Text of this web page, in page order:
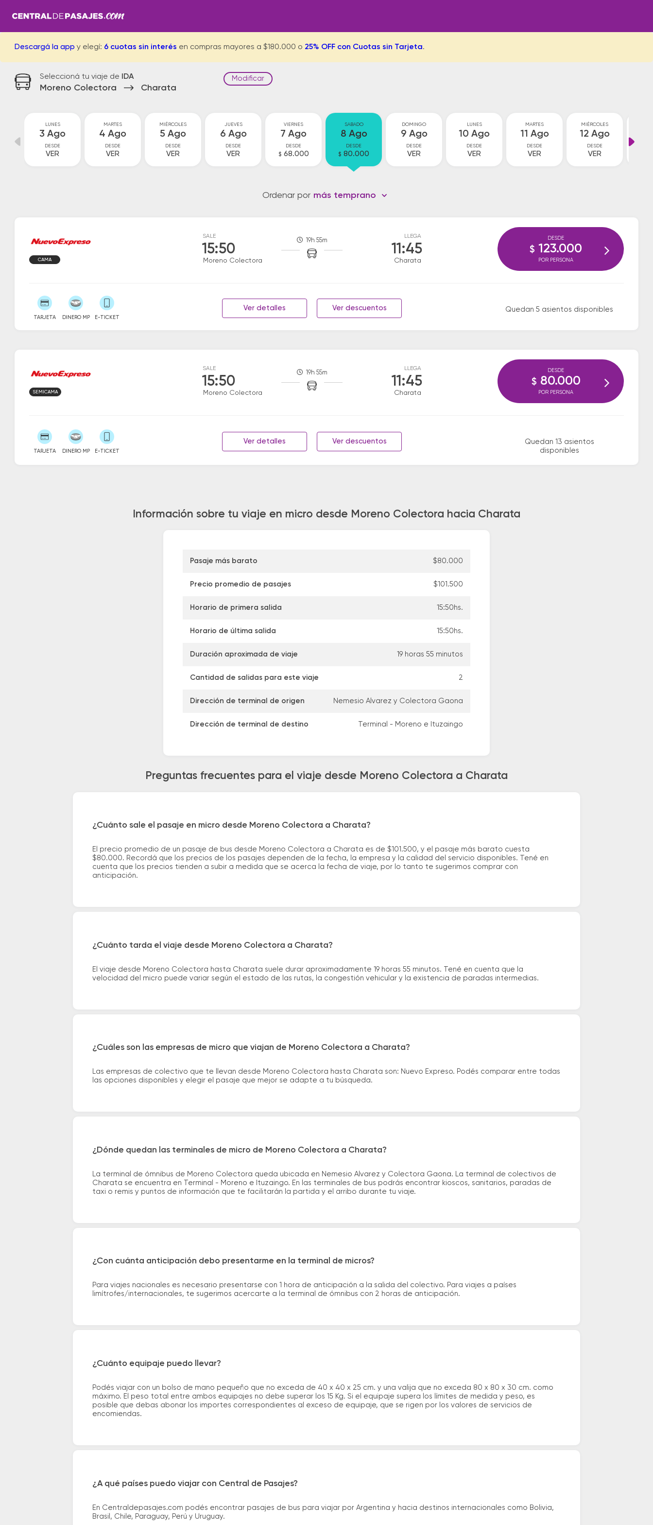
Descargá la app y elegí: 6 cuotas sin interés en compras mayores a $180.000 o 25% OFF con Cuotas sin Tarjeta.
Seleccioná tu viaje de IDA
Moreno Colectora Charata
Modificar
LUNES
3 Ago
DESDE
VER
MARTES
4 Ago
DESDE
VER
MIÉRCOLES
5 Ago
DESDE
VER
JUEVES
6 Ago
DESDE
VER
VIERNES
7 Ago
DESDE
$ 68.000
SABADO
8 Ago
DESDE
$ 80.000
DOMINGO
9 Ago
DESDE
VER
LUNES
10 Ago
DESDE
VER
MARTES
11 Ago
DESDE
VER
MIÉRCOLES
12 Ago
DESDE
VER
Ordenar por más temprano
SALE
15:50
Moreno Colectora
19h 55m
LLEGA
11:45
Charata
CAMA
TARJETA DINERO MP E-TICKET
Ver detalles Ver descuentos Quedan 5 asientos disponibles
DESDE
$ 123.000
POR PERSONA
SALE
15:50
Moreno Colectora
19h 55m
LLEGA
11:45
Charata
SEMICAMA
TARJETA DINERO MP E-TICKET
Ver detalles Ver descuentos
Quedan 13 asientos
disponibles
DESDE
$ 80.000
POR PERSONA
Información sobre tu viaje en micro desde Moreno Colectora hacia Charata
Pasaje más barato $80.000
Precio promedio de pasajes $101.500
Horario de primera salida 15:50hs.
Horario de última salida 15:50hs.
Duración aproximada de viaje 19 horas 55 minutos
Cantidad de salidas para este viaje 2
Dirección de terminal de origen Nemesio Alvarez y Colectora Gaona
Dirección de terminal de destino Terminal - Moreno e Ituzaingo
Preguntas frecuentes para el viaje desde Moreno Colectora a Charata
¿Cuánto sale el pasaje en micro desde Moreno Colectora a Charata?
El precio promedio de un pasaje de bus desde Moreno Colectora a Charata es de $101.500, y el pasaje más barato cuesta
$80.000. Recordá que los precios de los pasajes dependen de la fecha, la empresa y la calidad del servicio disponibles. Tené en
cuenta que los precios tienden a subir a medida que se acerca la fecha de viaje, por lo tanto te sugerimos comprar con
anticipación.
¿Cuánto tarda el viaje desde Moreno Colectora a Charata?
El viaje desde Moreno Colectora hasta Charata suele durar aproximadamente 19 horas 55 minutos. Tené en cuenta que la
velocidad del micro puede variar según el estado de las rutas, la congestión vehicular y la existencia de paradas intermedias.
¿Cuáles son las empresas de micro que viajan de Moreno Colectora a Charata?
Las empresas de colectivo que te llevan desde Moreno Colectora hasta Charata son: Nuevo Expreso. Podés comparar entre todas
las opciones disponibles y elegir el pasaje que mejor se adapte a tu búsqueda.
¿Dónde quedan las terminales de micro de Moreno Colectora a Charata?
La terminal de ómnibus de Moreno Colectora queda ubicada en Nemesio Alvarez y Colectora Gaona. La terminal de colectivos de
Charata se encuentra en Terminal - Moreno e Ituzaingo. En las terminales de bus podrás encontrar kioscos, sanitarios, paradas de
taxi o remis y puntos de información que te facilitarán la partida y el arribo durante tu viaje.
¿Con cuánta anticipación debo presentarme en la terminal de micros?
Para viajes nacionales es necesario presentarse con 1 hora de anticipación a la salida del colectivo. Para viajes a países
limítrofes/internacionales, te sugerimos acercarte a la terminal de ómnibus con 2 horas de anticipación.
¿Cuánto equipaje puedo llevar?
Podés viajar con un bolso de mano pequeño que no exceda de 40 x 40 x 25 cm. y una valija que no exceda 80 x 80 x 30 cm. como
máximo. El peso total entre ambos equipajes no debe superar los 15 Kg. Si el equipaje supera los límites de medida y peso, es
posible que debas abonar los importes correspondientes al exceso de equipaje, que se rigen por los valores de servicios de
encomiendas.
¿A qué países puedo viajar con Central de Pasajes?
En Centraldepasajes.com podés encontrar pasajes de bus para viajar por Argentina y hacia destinos internacionales como Bolivia,
Brasil, Chile, Paraguay, Perú y Uruguay.